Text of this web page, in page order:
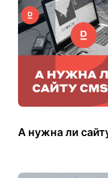
А нужна ли